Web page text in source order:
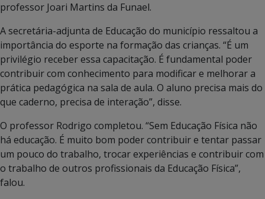
professor Joari Martins da Funael.
A secretária-adjunta de Educação do município ressaltou a
importância do esporte na formação das crianças. “É um
privilégio receber essa capacitação. É fundamental poder
contribuir com conhecimento para modificar e melhorar a
prática pedagógica na sala de aula. O aluno precisa mais do
que caderno, precisa de interação”, disse.
O professor Rodrigo completou. “Sem Educação Física não
há educação. É muito bom poder contribuir e tentar passar
um pouco do trabalho, trocar experiências e contribuir com
o trabalho de outros profissionais da Educação Física”,
falou.